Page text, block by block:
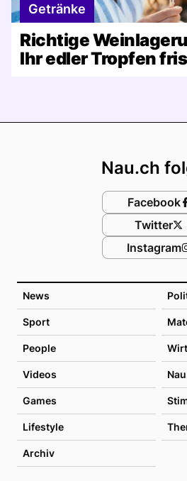
Getränke
Richtige
Ihr edler Tropfen
News
Sport
People
Videos
Games
Lifestyle
Archiv
Nau.ch
Facebook
Twitter
Instagram